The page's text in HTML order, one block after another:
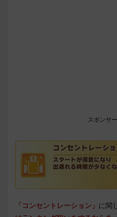
スポンサ
「コンセントレーション」 に関